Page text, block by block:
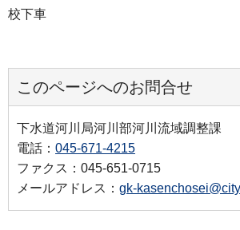
校下車
このページへのお問合せ
下水道河川局河川部河川流域調整課
電話： 045-671-4215
ファクス：045-651-0715
メールアドレス： gk-